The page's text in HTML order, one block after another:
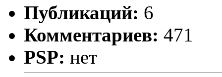
Публикаций: 6
Комментариев: 471
PSP: нет